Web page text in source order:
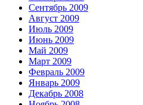
Сентябрь 2009
Август 2009
Июль 2009
Июнь 2009
Май 2009
Март 2009
Февраль 2009
Январь 2009
Декабрь 2008